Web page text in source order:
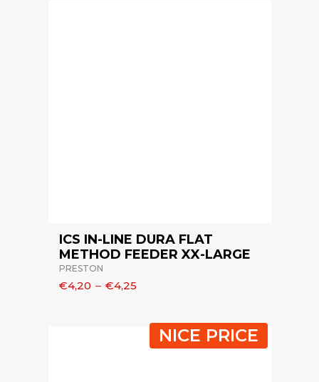
ICS IN-LINE DURA FLAT
METHOD FEEDER XX-LARGE
PRESTON
€4,20 – €4,25
NICE PRICE